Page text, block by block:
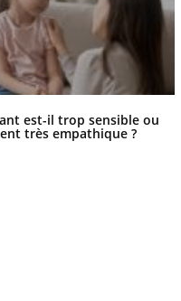
est-il trop sensible ou
très empathique ?